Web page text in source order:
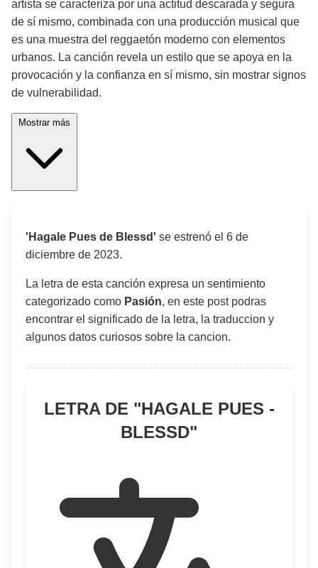
artista se caracteriza por una actitud descarada y segura
de sí mismo, combinada con una producción musical que
es una muestra del reggaetón moderno con elementos
urbanos. La canción revela un estilo que se apoya en la
provocación y la confianza en sí mismo, sin mostrar signos
de vulnerabilidad.
'Hagale Pues de Blessd' se estrenó el 6 de
diciembre de 2023.
La letra de esta canción expresa un sentimiento
categorizado como Pasión, en este post podras
encontrar el significado de la letra, la traduccion y
algunos datos curiosos sobre la cancion.
LETRA DE "HAGALE PUES -
BLESSD"